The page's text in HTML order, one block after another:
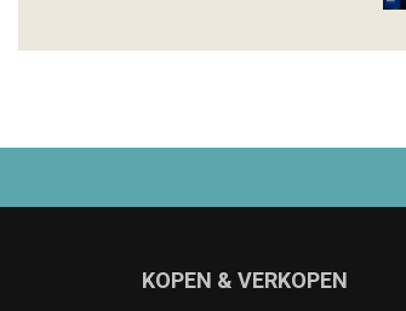
KOPEN & VERKOPEN